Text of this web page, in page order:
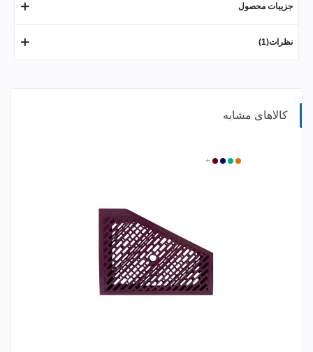
جزییات محصول
نظرات(1)
کالاهای مشابه
2781
1436
3394
2688
+